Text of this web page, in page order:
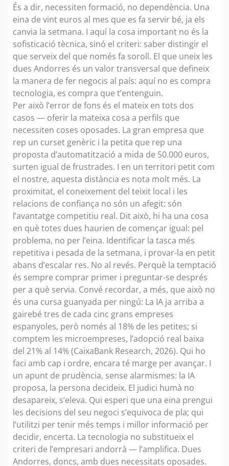
És a dir, necessiten formació, no dependència. Una
eina de vint euros al mes que es fa servir bé, ja els
canvia la setmana. I aquí la cosa important no és la
sofisticació tècnica, sinó el criteri: saber distingir el
que serveix del que només fa soroll. El que uneix les
dues Andorres és un valor transversal que defineix
la manera de fer negocis al país: aquí no es compra
tecnologia, es compra que t’entenguin.
Per això l’error de fons és el mateix en tots dos
casos — oferir la mateixa cosa a perfils que
necessiten coses oposades. La gran empresa que
rep un curset genèric i la petita que rep una
proposta d’automatització a mida de 50.000 euros,
surten igual de frustrades. I en un territori petit com
el nostre, aquesta distància es nota molt més. La
proximitat, el coneixement del teixit local i les
relacions de confiança no són un afegit: són
l’avantatge competitiu real. Dit això, hi ha una cosa
en què totes dues haurien de començar igual: pel
problema, no per l’eina. Identificar la tasca més
repetitiva i pesada de la setmana, i provar-la en petit
abans d’escalar res. No al revés. Perquè la temptació
és sempre comprar primer i preguntar-se després
per a què servia. Convé recordar, a més, que això no
és una cursa guanyada per ningú: La IA ja arriba a
gairebé tres de cada cinc grans empreses
espanyoles, però només al 18% de les petites; si
comptem les microempreses, l’adopció real baixa
del 21% al 14% (CaixaBank Research, 2026). Qui ho
faci amb cap i ordre, encara té marge per avançar. I
un apunt de prudència, sense alarmismes: la IA
proposa, la persona decideix. El judici humà no
desapareix, s’eleva. Qui esperi que una eina prengui
les decisions del seu negoci s’equivoca de pla; qui
l’utilitzi per tenir més temps i millor informació per
decidir, encerta. La tecnologia no substitueix el
criteri de l’empresari andorrà — l’amplifica. Dues
Andorres, doncs, amb dues necessitats oposades.